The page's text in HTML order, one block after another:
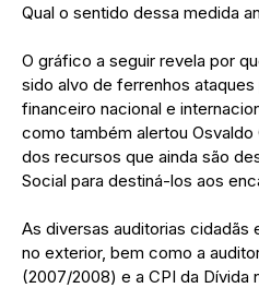
Qual o sentido dessa medida
O gráfico a seguir revela por
sido alvo de ferrenhos
financeiro nacional e
como também alertou
dos recursos que ainda são
Social para destiná-los aos
As diversas auditorias cidadãs
no exterior, bem como a
(2007/2008) e a CPI da Dívida